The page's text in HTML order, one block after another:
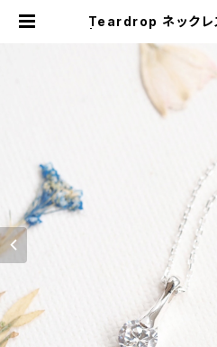
Teardrop ネックレ
ry) レディース メン
ネックレス ピア